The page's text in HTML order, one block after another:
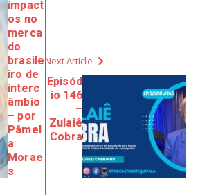
impact
os no
merca
do
brasile
iro de
interc
âmbio
– por
Pâmel
a
Morae
s
Next Article
Episód
io 146
–
Zulaiê
Cobra